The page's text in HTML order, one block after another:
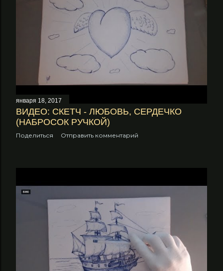
января 18, 2017
ВИДЕО: СКЕТЧ - ЛЮБОВЬ, СЕРДЕЧКО
(НАБРОСОК РУЧКОЙ)
Поделиться Отправить комментарий